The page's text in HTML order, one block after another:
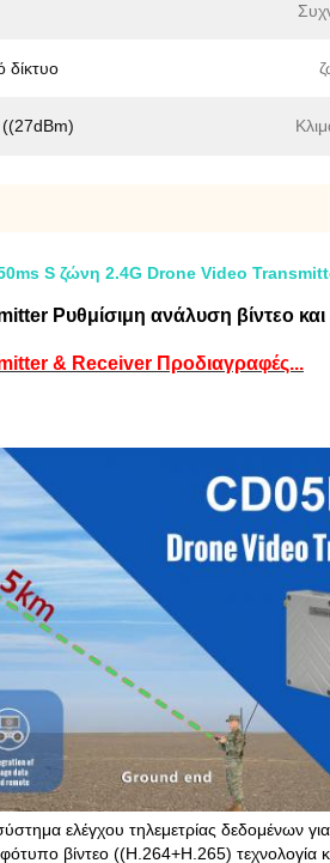
δίκτυο
S ζώνη 2.4G Drone Video
Ρυθμίσιμη ανάλυση βίντεο
& Receiver Προδιαγραφές...
ελέγχου τηλεμετρίας
βίντεο ((H.264+H.265) τεχνολογία